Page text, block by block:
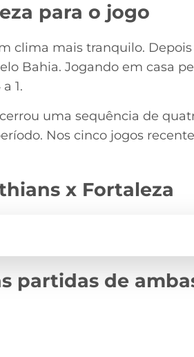
para o jogo
clima mais tranquilo.
Bahia. Jogando em casa
1.
uma sequência de
Nos cinco jogos
x Fortaleza
partidas de